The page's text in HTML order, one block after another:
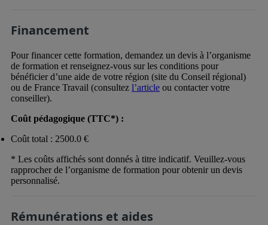
Financement
Pour financer cette formation, demandez un devis à l’organisme
de formation et renseignez-vous sur les conditions pour
bénéficier d’une aide de votre région (site du Conseil régional)
ou de France Travail (consultez l’article ou contacter votre
conseiller).
Coût pédagogique (TTC*) :
Coût total : 2500.0 €
* Les coûts affichés sont donnés à titre indicatif. Veuillez-vous
rapprocher de l’organisme de formation pour obtenir un devis
personnalisé.
Rémunérations et aides